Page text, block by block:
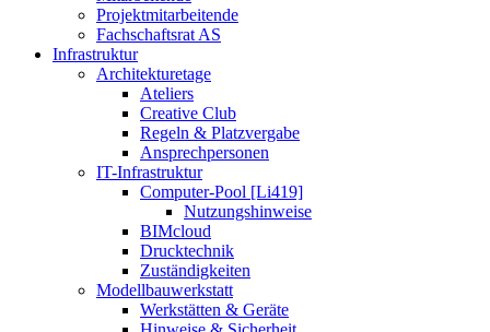
Projektmitarbeitende
Fachschaftsrat AS
Infrastruktur
Architekturetage
Ateliers
Creative Club
Regeln & Platzvergabe
Ansprechpersonen
IT-Infrastruktur
Computer-Pool [Li419]
Nutzungshinweise
BIMcloud
Drucktechnik
Zuständigkeiten
Modellbauwerkstatt
Werkstätten & Geräte